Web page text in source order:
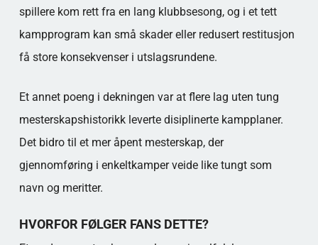
spillere kom rett fra en lang klubbsesong, og i et tett
kampprogram kan små skader eller redusert restitusjon
få store konsekvenser i utslagsrundene.
Et annet poeng i dekningen var at flere lag uten tung
mesterskapshistorikk leverte disiplinerte kampplaner.
Det bidro til et mer åpent mesterskap, der
gjennomføring i enkeltkamper veide like tungt som
navn og meritter.
HVORFOR FØLGER FANS DETTE?